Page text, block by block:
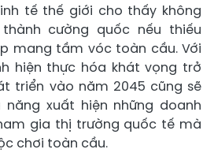
tế thế giới cho thấy không
cường quốc nếu thiếu
mang tầm vóc toàn cầu. Với
hiện thực hóa khát vọng trở
triển vào năm 2045 cũng sẽ
xuất hiện những doanh
gia thị trường quốc tế mà
chơi toàn cầu.